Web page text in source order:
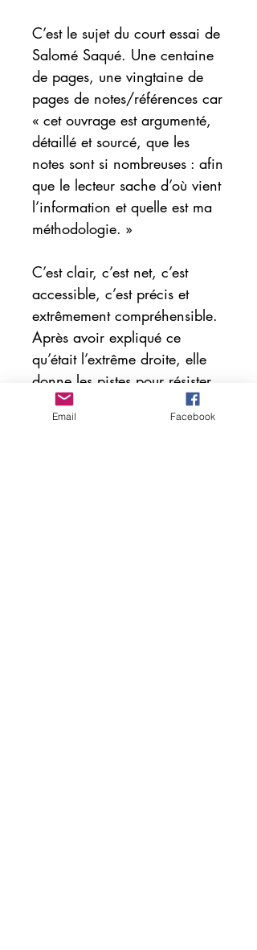
C’est le sujet du court essai de
Salomé Saqué. Une centaine
de pages, une vingtaine de
pages de notes/références car
« cet ouvrage est argumenté,
détaillé et sourcé, que les
notes sont si nombreuses : afin
que le lecteur sache d’où vient
l’information et quelle est ma
méthodologie. »
C’est clair, c’est net, c’est
accessible, c’est précis et
extrêmement compréhensible.
Après avoir expliqué ce
qu’était l’extrême droite, elle
donne les pistes pour résister.
« Refuser les discours
Email Facebook